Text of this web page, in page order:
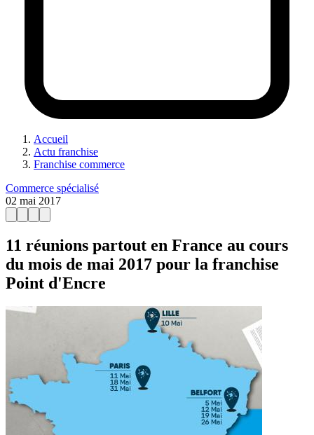
Accueil
Actu franchise
Franchise commerce
Commerce spécialisé
02 mai 2017
11 réunions partout en France au cours
du mois de mai 2017 pour la franchise
Point d'Encre